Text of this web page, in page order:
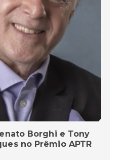
Borghi e Tony
no Prêmio APTR